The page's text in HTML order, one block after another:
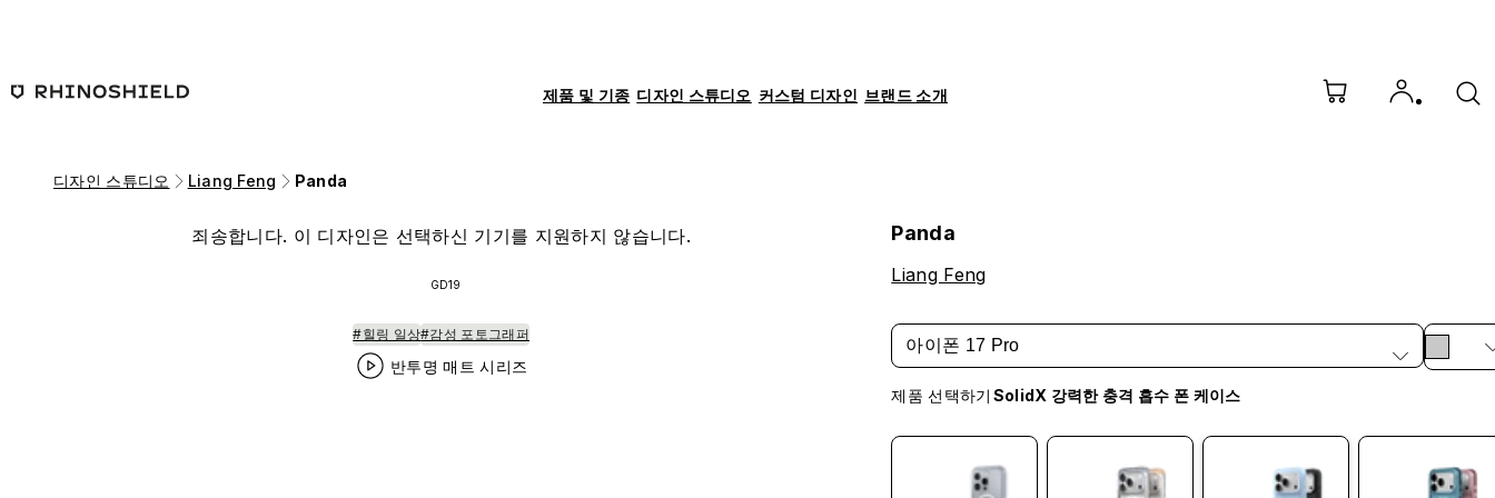
제품 및 기종 디자인 스튜디오 커스텀 디자인 브랜드 소개
디자인 스튜디오 Liang Feng Panda
죄송합니다. 이 디자인은 선택하신 기기를 지원하지 않습니다.
GD19
#힐링 일상#감성 포토그래퍼
반투명 매트 시리즈
Panda
Liang Feng
아이폰 17 Pro
제품 선택하기 SolidX 강력한 충격 흡수 폰 케이스